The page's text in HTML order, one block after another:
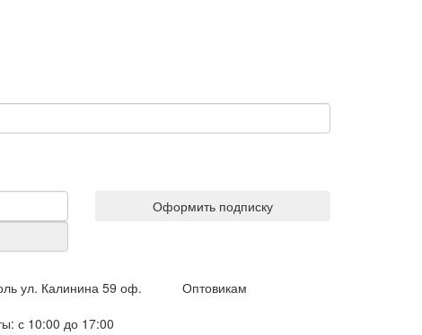
Оформить подписку
ул. Калинина 59 оф.
с 10:00 до 17:00
Оптовикам